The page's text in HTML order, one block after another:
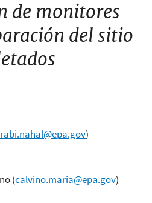
de monitores
del sitio
)
(calvino.maria@epa.gov)